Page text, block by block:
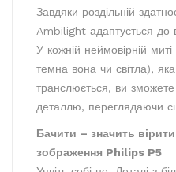
Завдяки роздільній
Ambilight адаптується до
У кожній неймовірній
темна вона чи світла),
транслюється, ви
деталлю, переглядаючи
Бачити – значить
зображення Philips P5